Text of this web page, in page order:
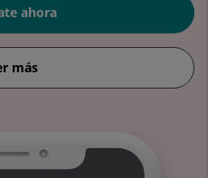
ahora
más